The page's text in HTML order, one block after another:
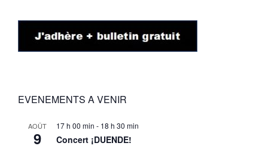
EVENEMENTS A VENIR
AOÛT
9
17 h 00 min - 18 h 30 min
Concert ¡DUENDE!